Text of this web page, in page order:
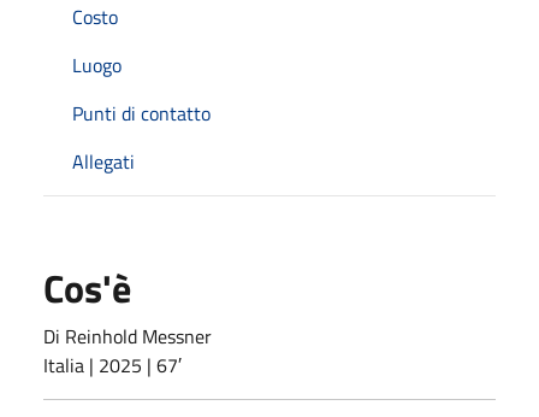
Costo
Luogo
Punti di contatto
Allegati
Cos'è
Di Reinhold Messner
Italia | 2025 | 67′